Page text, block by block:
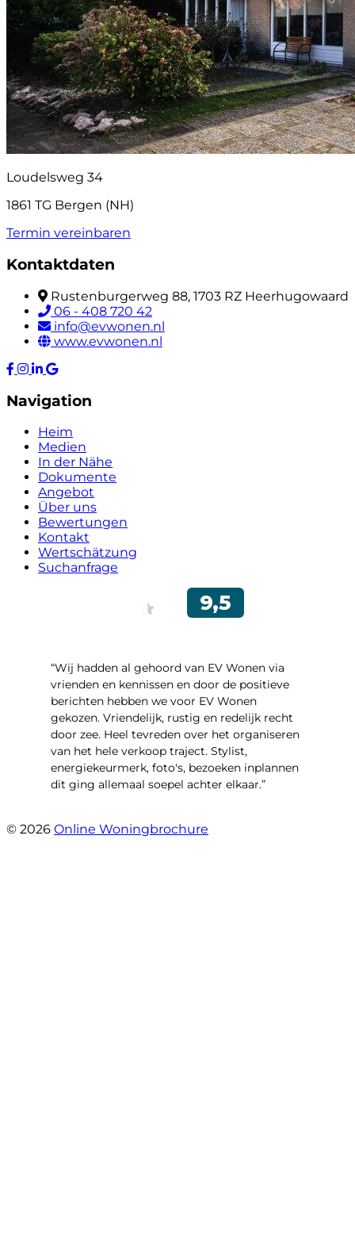
Loudelsweg 34
1861 TG Bergen (NH)
Termin vereinbaren
Kontaktdaten
Rustenburgerweg 88, 1703 RZ Heerhugowaard
06 - 408 720 42
info@evwonen.nl
www.evwonen.nl
Navigation
Heim
Medien
In der Nähe
Dokumente
Angebot
Über uns
Bewertungen
Kontakt
Wertschätzung
Suchanfrage
“Wij hadden al gehoord van EV Wonen via
vrienden en kennissen en door de positieve
berichten hebben we voor EV Wonen
gekozen. Vriendelijk, rustig en redelijk recht
door zee. Heel tevreden over het organiseren
van het hele verkoop traject. Stylist,
energiekeurmerk, foto's, bezoeken inplannen
dit ging allemaal soepel achter elkaar.”
© 2026 Online Woningbrochure